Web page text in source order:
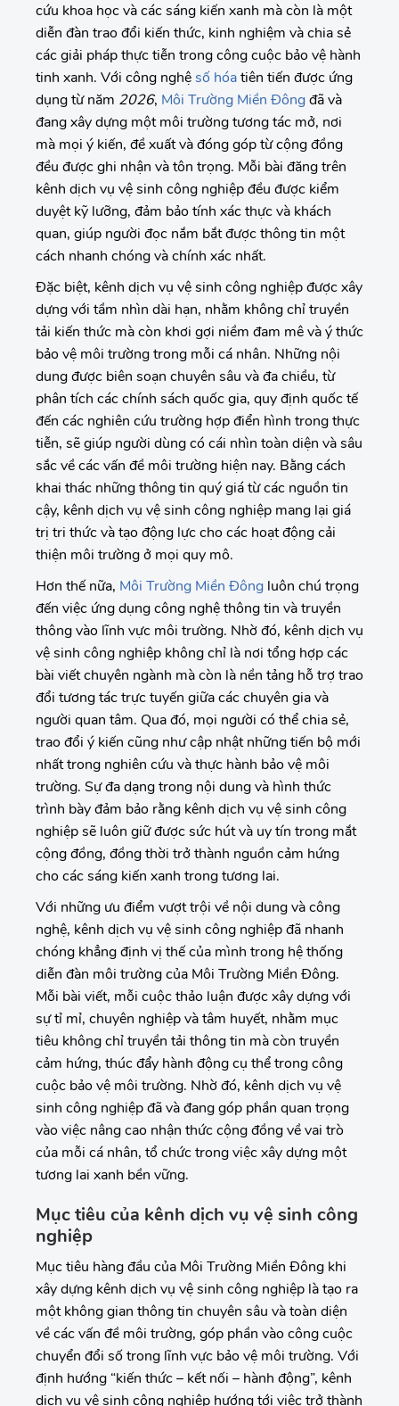
cứu khoa học và các sáng kiến xanh mà còn là một
diễn đàn trao đổi kiến thức, kinh nghiệm và chia sẻ
các giải pháp thực tiễn trong công cuộc bảo vệ hành
tinh xanh. Với công nghệsố hóatiên tiến được ứng
dụng từ năm 2026, Môi Trường Miền Đôngđã và
đang xây dựng một môi trường tương tác mở, nơi
mà mọi ý kiến, đề xuất và đóng góp từ cộng đồng
đều được ghi nhận và tôn trọng. Mỗi bài đăng trên
kênh dịch vụ vệ sinh công nghiệp đều được kiểm
duyệt kỹ lưỡng, đảm bảo tính xác thực và khách
quan, giúp người đọc nắm bắt được thông tin một
cách nhanh chóng và chính xác nhất.
Đặc biệt, kênh dịch vụ vệ sinh công nghiệp được xây
dựng với tầm nhìn dài hạn, nhằm không chỉ truyền
tải kiến thức mà còn khơi gợi niềm đam mê và ý thức
bảo vệ môi trường trong mỗi cá nhân. Những nội
dung được biên soạn chuyên sâu và đa chiều, từ
phân tích các chính sách quốc gia, quy định quốc tế
đến các nghiên cứu trường hợp điển hình trong thực
tiễn, sẽ giúp người dùng có cái nhìn toàn diện và sâu
sắc về các vấn đề môi trường hiện nay. Bằng cách
khai thác những thông tin quý giá từ các nguồn tin
cậy, kênh dịch vụ vệ sinh công nghiệp mang lại giá
trị tri thức và tạo động lực cho các hoạt động cải
thiện môi trường ở mọi quy mô.
Hơn thế nữa, Môi Trường Miền Đông luôn chú trọng
đến việc ứng dụng công nghệ thông tin và truyền
thông vào lĩnh vực môi trường. Nhờ đó, kênh dịch vụ
vệ sinh công nghiệp không chỉ là nơi tổng hợp các
bài viết chuyên ngành mà còn là nền tảng hỗ trợ trao
đổi tương tác trực tuyến giữa các chuyên gia và
người quan tâm. Qua đó, mọi người có thể chia sẻ,
trao đổi ý kiến cũng như cập nhật những tiến bộ mới
nhất trong nghiên cứu và thực hành bảo vệ môi
trường. Sự đa dạng trong nội dung và hình thức
trình bày đảm bảo rằng kênh dịch vụ vệ sinh công
nghiệp sẽ luôn giữ được sức hút và uy tín trong mắt
cộng đồng, đồng thời trở thành nguồn cảm hứng
cho các sáng kiến xanh trong tương lai.
Với những ưu điểm vượt trội về nội dung và công
nghệ, kênh dịch vụ vệ sinh công nghiệp đã nhanh
chóng khẳng định vị thế của mình trong hệ thống
diễn đàn môi trường của Môi Trường Miền Đông.
Mỗi bài viết, mỗi cuộc thảo luận được xây dựng với
sự tỉ mỉ, chuyên nghiệp và tâm huyết, nhằm mục
tiêu không chỉ truyền tải thông tin mà còn truyền
cảm hứng, thúc đẩy hành động cụ thể trong công
cuộc bảo vệ môi trường. Nhờ đó, kênh dịch vụ vệ
sinh công nghiệp đã và đang góp phần quan trọng
vào việc nâng cao nhận thức cộng đồng về vai trò
của mỗi cá nhân, tổ chức trong việc xây dựng một
tương lai xanh bền vững.
Mục tiêu của kênh dịch vụ vệ sinh công
nghiệp
Mục tiêu hàng đầu của Môi Trường Miền Đông khi
xây dựng kênh dịch vụ vệ sinh công nghiệp là tạo ra
một không gian thông tin chuyên sâu và toàn diện
về các vấn đề môi trường, góp phần vào công cuộc
chuyển đổi số trong lĩnh vực bảo vệ môi trường. Với
định hướng “kiến thức – kết nối – hành động”, kênh
dịch vụ vệ sinh công nghiệp hướng tới việc trở thành